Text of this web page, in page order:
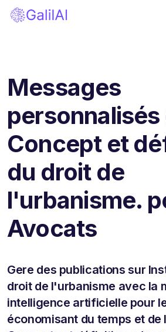
Messages
personnalisés
Concept et
du droit de
l'urbanisme.
Avocats
Gere des publications sur
droit de l'urbanisme avec la
intelligence artificielle pour
économisant du temps et